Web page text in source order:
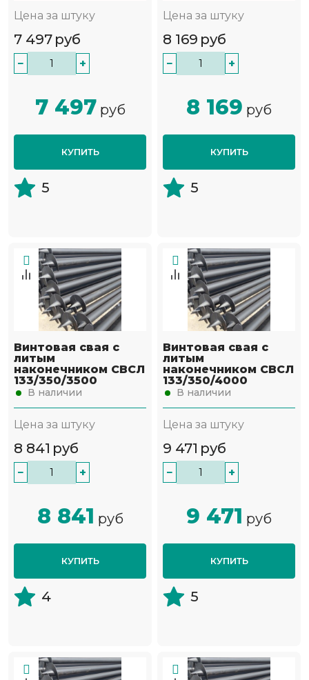
Цена за штуку
7 497 руб
− +
7 497 руб
КУПИТЬ
5
Цена за штуку
8 169 руб
− +
8 169 руб
КУПИТЬ
5
Винтовая свая с
литым
наконечником СВСЛ
133/350/3500
В наличии
Цена за штуку
8 841 руб
− +
8 841 руб
КУПИТЬ
4
Винтовая свая с
литым
наконечником СВСЛ
133/350/4000
В наличии
Цена за штуку
9 471 руб
− +
9 471 руб
КУПИТЬ
5